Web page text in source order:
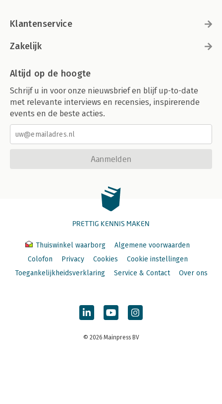
Klantenservice
Zakelijk
Altijd op de hoogte
Schrijf u in voor onze nieuwsbrief en blijf up-to-date
met relevante interviews en recensies, inspirerende
events en de beste acties.
Aanmelden
PRETTIG KENNIS MAKEN
Thuiswinkel waarborg
Algemene voorwaarden
Colofon
Privacy Cookies
Cookie instellingen
Toegankelijkheidsverklaring
Service & Contact Over ons
© 2026 Mainpress BV